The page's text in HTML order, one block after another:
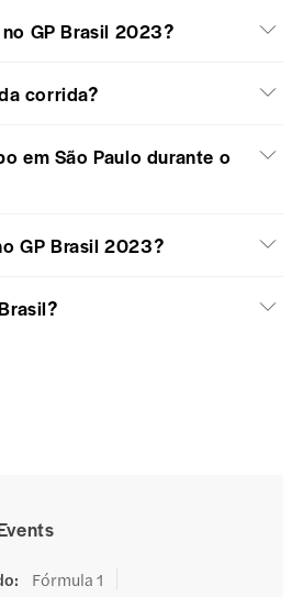
GP Brasil 2023?
corrida?
em São Paulo durante o
GP Brasil 2023?
:
Fórmula 1